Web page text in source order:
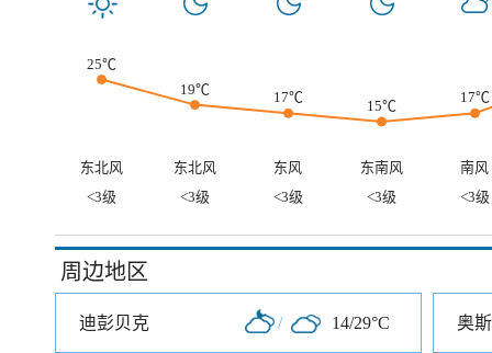
25℃
19℃
17℃
15℃
17℃
东北风 东北风 东风 东南风
南风
<3级
<3级 <3级 <3级 <3级
周边地区
迪彭贝克 / 14/29°C 奥